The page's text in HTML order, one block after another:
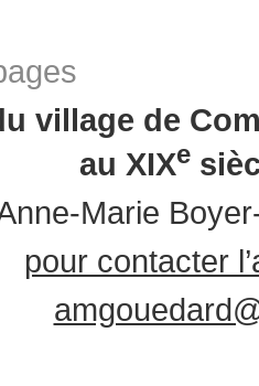
village de
au XIXe
Marie
pour contacter